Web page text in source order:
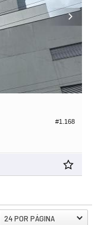
#1.168
24 POR PÁGINA